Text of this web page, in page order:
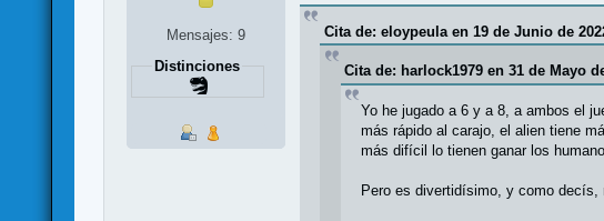
Mensajes: 9
Distinciones
Cita de: eloypeula en 19 de Junio de
Cita de: harlock1979 en 31 de Mayo
Yo he jugado a 6 y a 8, a ambos el
más rápido al carajo, el alien tiene
más difícil lo tienen ganar los
Pero es divertidísimo, y como decís,